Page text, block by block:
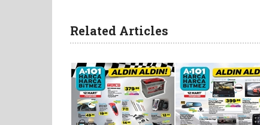
Related Articles